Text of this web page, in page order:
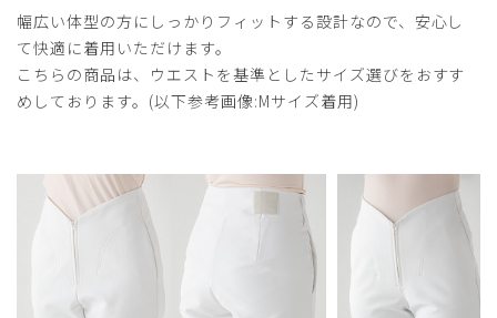
幅広い体型の方にしっかりフィットする設計なので、安心し
て快適に着用いただけます。
こちらの商品は、ウエストを基準としたサイズ選びをおすす
めしております。(以下参考画像:Mサイズ着用)